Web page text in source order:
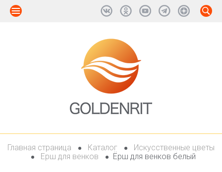
Главная страница Каталог
Искусственные цветы
Ерш для венков
Ёрш для венков белый